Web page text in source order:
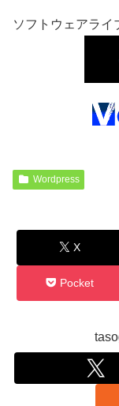
ソフトウェアライ
Wordpress
X
Pocket